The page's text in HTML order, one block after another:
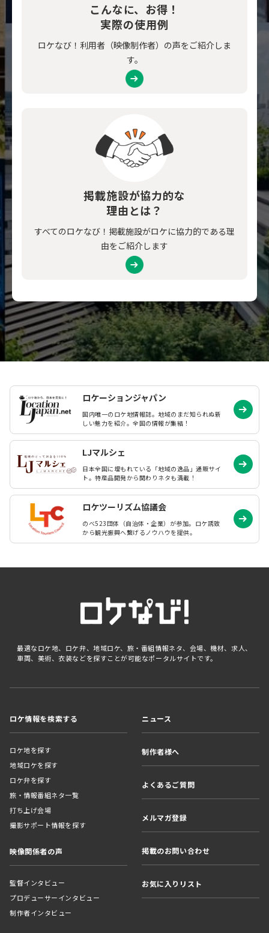
こんなに、お得！
実際の使用例
ロケなび！利用者（映像制作者）の声をご紹介しま
す。
掲載施設が協力的な
理由とは？
すべてのロケなび！掲載施設がロケに協力的である理
由をご紹介します
ロケーションジャパン
国内唯一のロケ地情報誌。地域のまだ知られぬ新
しい魅力を紹介。全国の情報が集結！
LJマルシェ
日本全国に埋もれている「地域の逸品」通販サイ
ト。特産品開発から関わりネタも満載！
ロケツーリズム協議会
のべ523団体（自治体・企業）が参加。ロケ誘致
から観光振興へ繋げるノウハウを提供。
最適なロケ地、ロケ弁、地域ロケ、旅・番組情報ネタ、会場、機材、求人、
車両、美術、衣装などを探すことが可能なポータルサイトです。
ロケ情報を検索する
ロケ地を探す
地域ロケを探す
ロケ弁を探す
旅・情報番組ネタ一覧
打ち上げ会場
撮影サポート情報を探す
映像関係者の声
監督インタビュー
プロデューサーインタビュー
制作者インタビュー
ニュース
制作者様へ
よくあるご質問
メルマガ登録
掲載のお問い合わせ
お気に入りリスト